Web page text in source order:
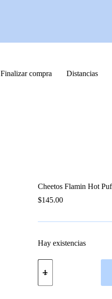
Finalizar compra Distancias
Cheetos Flamin Hot
$145.00
Hay existencias
Cheetos
Flamin
Puffs